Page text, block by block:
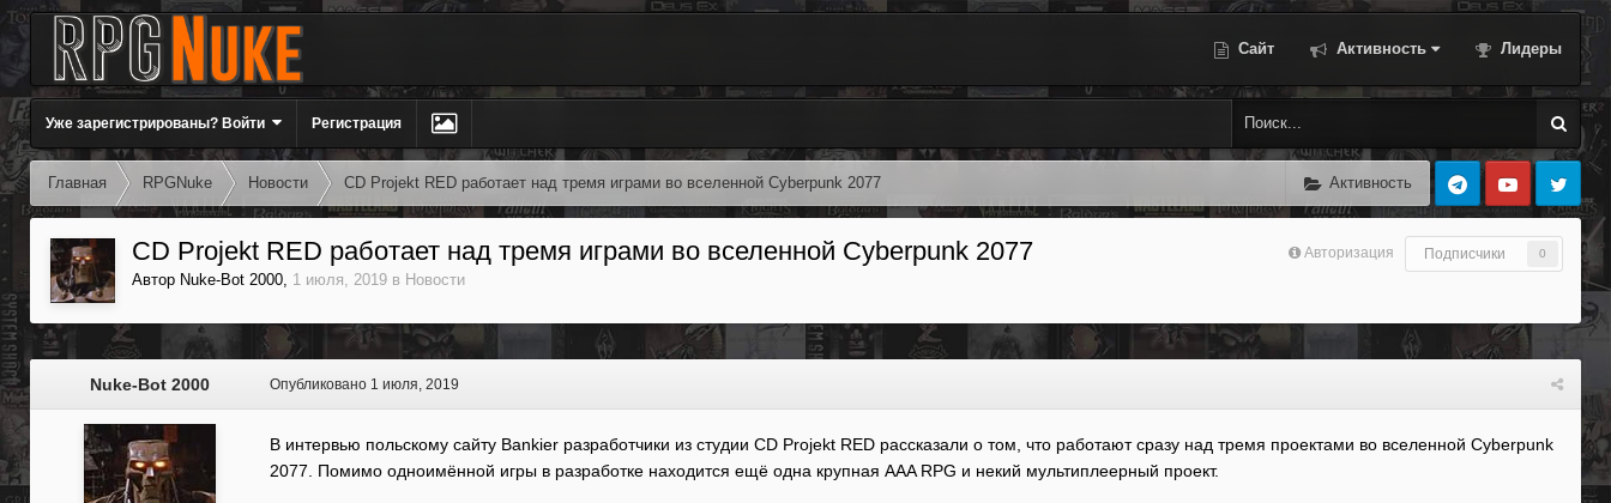
Сайт Активность Лидеры
Уже зарегистрированы? Войти Регистрация
Активность
Главная RPGNuke Новости CD Projekt RED работает над тремя играми во вселенной Cyberpunk 2077
Авторизация Подписчики 0
CD Projekt RED работает над тремя играми во вселенной Cyberpunk 2077
Автор Nuke-Bot 2000, 1 июля, 2019 в Новости
Nuke-Bot 2000 Опубликовано 1 июля, 2019
В интервью польскому сайту Bankier разработчики из студии CD Projekt RED рассказали о том, что работают сразу над тремя проектами во вселенной Cyberpunk
2077. Помимо одноимённой игры в разработке находится ещё одна крупная AAA RPG и некий мультиплеерный проект.